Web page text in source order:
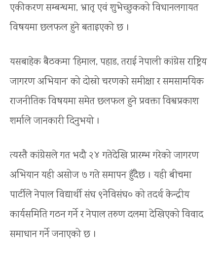
एकीकरण सम्बन्धमा, भ्रातृ एवं शुभेच्छुकको विधानलगायत
विषयमा छलफल हुने बताइएको छ ।
यसबाहेक बैठकमा ‘हिमाल, पहाड, तराई नेपाली कांग्रेस राष्ट्रिय
जागरण अभियान’ को दोस्रो चरणको समीक्षा र समसामयिक
राजनीतिक विषयमा समेत छलफल हुने प्रवक्ता विश्वप्रकाश
शर्माले जानकारी दिनुभयो ।
त्यस्तै कांग्रेसले गत भदौ २४ गतेदेखि प्रारम्भ गरेको जागरण
अभियान यही असोज ७ गते समापन हुँदैछ । यही बीचमा
पार्टीले नेपाल विद्यार्थी संघ ९नेविसंघ० को तदर्थ केन्द्रीय
कार्यसमिति गठन गर्ने र नेपाल तरुण दलमा देखिएको विवाद
समाधान गर्ने जनाएको छ ।